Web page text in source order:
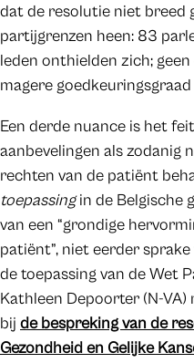
dat de resolutie niet breed
partijgrenzen heen: 83
leden onthielden zich;
magere
Een derde nuance is het
aanbevelingen als zodanig
rechten van de patiënt
toepassingin de Belgische
van een “grondige
patiënt”, niet eerder
de toepassing van de Wet
Kathleen Depoorter (N-
bij de bespreking van de
Gezondheid en Gelijke